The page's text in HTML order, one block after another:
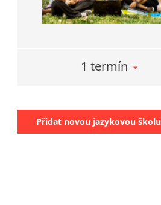
1 termín
Přidat novou jazykovou školu